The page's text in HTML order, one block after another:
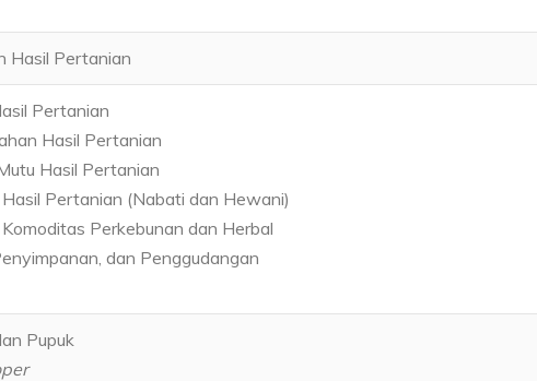
Hasil Pertanian
Pertanian
Hasil Pertanian
Hasil Pertanian
Pertanian (Nabati dan Hewani)
Perkebunan dan Herbal
dan Penggudangan
Pupuk